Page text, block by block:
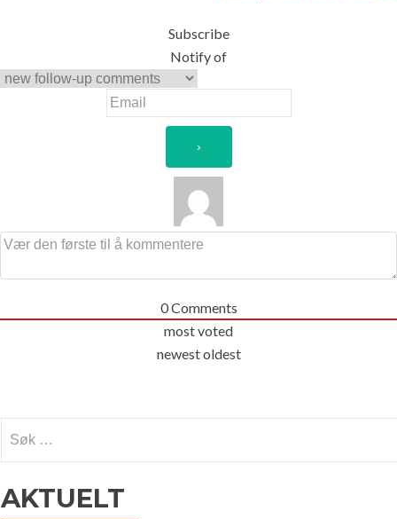
Subscribe
Notify of
0Comments
most voted
newestoldest
etter:
AKTUELT